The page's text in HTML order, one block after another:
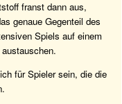
franst dann aus,
genaue Gegenteil des
Spiels auf einem
für Spieler sein, die die